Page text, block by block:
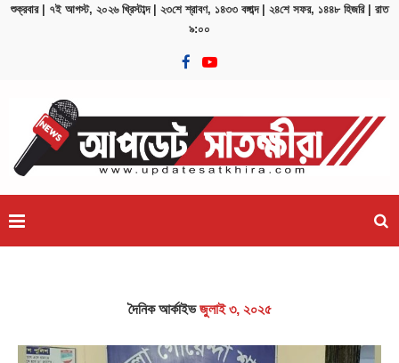
শুক্রবার | ৭ই আগস্ট, ২০২৬ খ্রিস্টাব্দ | ২৩শে শ্রাবণ, ১৪৩৩ বঙ্গাব্দ | ২৪শে সফর, ১৪৪৮ হিজরি | রাত
৯:০০
দৈনিক আর্কাইভজুলাই ৩, ২০২৫